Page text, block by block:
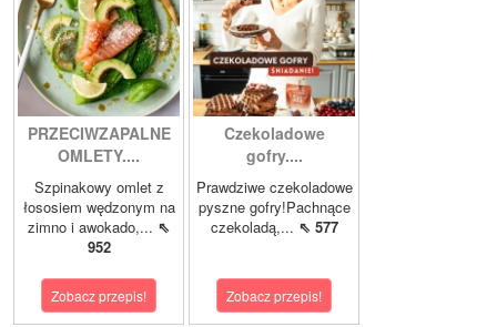
PRZECIWZAPALNE
OMLETY....
Szpinakowy omlet z
łososiem wędzonym na
zimno i awokado,... ⇖
952
Zobacz przepis!
Czekoladowe
gofry....
Prawdziwe czekoladowe
pyszne gofry!Pachnące
czekoladą,... ⇖ 577
Zobacz przepis!